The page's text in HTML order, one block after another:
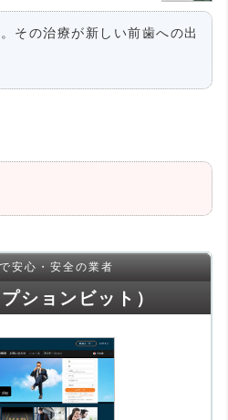
その治療が新しい前歯への出
安心・安全の業者
ションビット）